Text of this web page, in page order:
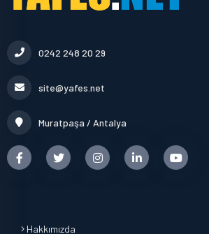
0242 248 20 29
site@yafes.net
Muratpaşa / Antalya
Hakkımızda